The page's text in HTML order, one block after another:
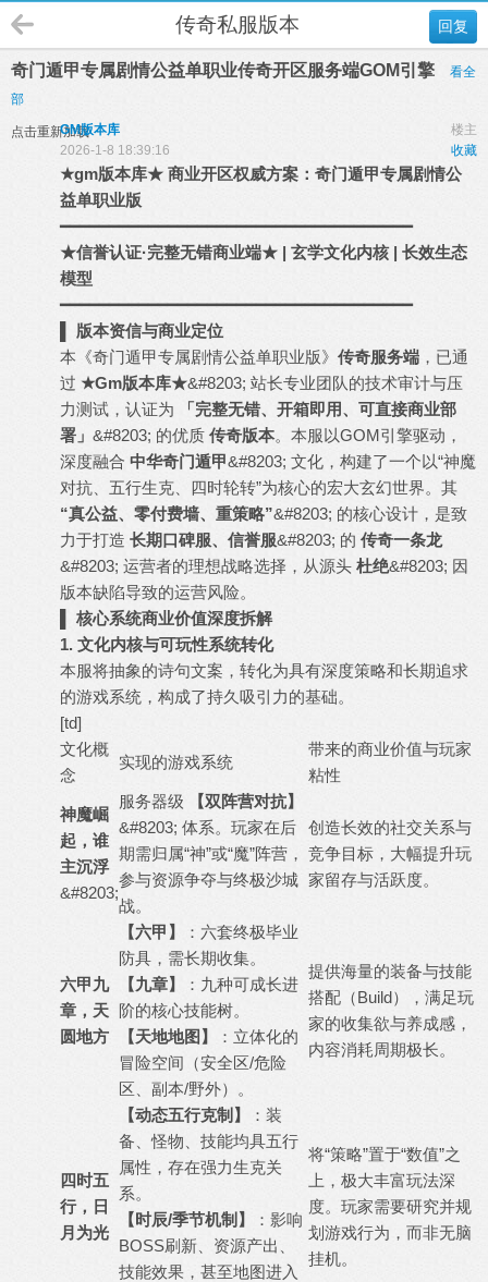
回复
传奇私服版本
奇门遁甲专属剧情公益单职业传奇开区服务端GOM引擎
看全
部
点击重新加载 楼主
GM版本库
收藏
2026-1-8 18:39:16
★gm版本库★ 商业开区权威方案：奇门遁甲专属剧情公
益单职业版
━━━━━━━━━━━━━━━━━━━━━━━━━━━━━━━━━━━━
★信誉认证·完整无错商业端★ | 玄学文化内核 | 长效生态
模型
━━━━━━━━━━━━━━━━━━━━━━━━━━━━━━━━━━━━
▌ 版本资信与商业定位
本《奇门遁甲专属剧情公益单职业版》 传奇服务端 ，已通
过 ★Gm版本库★&#8203; 站长专业团队的技术审计与压
力测试，认证为
「完整无错、开箱即用、可直接商业部
署」 &#8203; 的优质 传奇版本。本服以GOM引擎驱动，
深度融合 中华奇门遁甲&#8203; 文化，构建了一个以“神魔
对抗、五行生克、四时轮转”为核心的宏大玄幻世界。其
“真公益、零付费墙、重策略”&#8203; 的核心设计，是致
力于打造 长期口碑服、信誉服&#8203; 的 传奇一条龙
&#8203; 运营者的理想战略选择，从源头 杜绝&#8203; 因
版本缺陷导致的运营风险。
▌ 核心系统商业价值深度拆解
1. 文化内核与可玩性系统转化
本服将抽象的诗句文案，转化为具有深度策略和长期追求
的游戏系统，构成了持久吸引力的基础。
[td]
文化概
念
实现的游戏系统
带来的商业价值与玩家
粘性
神魔崛
起，谁
主沉浮
&#8203;
服务器级
【双阵营对抗】
&#8203; 体系。玩家在后
期需归属“神”或“魔”阵营，
参与资源争夺与终极沙城
战。
创造长效的社交关系与
竞争目标，大幅提升玩
家留存与活跃度。
六甲九
章，天
圆地方
【六甲】
：六套终极毕业
防具，需长期收集。
【九章】
：九种可成长进
阶的核心技能树。
【天地地图】
：立体化的
冒险空间（安全区/危险
区、副本/野外）。
提供海量的装备与技能
搭配（Build），满足玩
家的收集欲与养成感，
内容消耗周期极长。
四时五
行，日
月为光
【动态五行克制】
：装
备、怪物、技能均具五行
属性，存在强力生克关
系。
【时辰/季节机制】
：影响
BOSS刷新、资源产出、
技能效果，甚至地图进入
将“策略”置于“数值”之
上，极大丰富玩法深
度。玩家需要研究并规
划游戏行为，而非无脑
挂机。